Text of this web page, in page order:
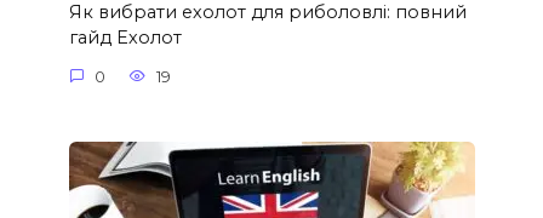
Як вибрати ехолот для риболовлі: повний
гайд Ехолот
0 19